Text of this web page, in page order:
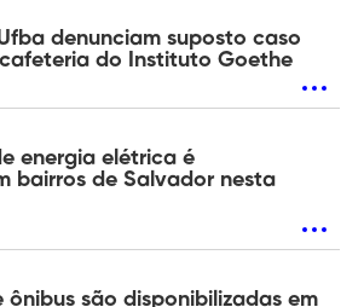
denunciam suposto caso
do Instituto Goethe
energia elétrica é
bairros de Salvador nesta
ônibus são disponibilizadas em